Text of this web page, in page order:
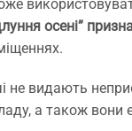
осені”
не видають
а також вони